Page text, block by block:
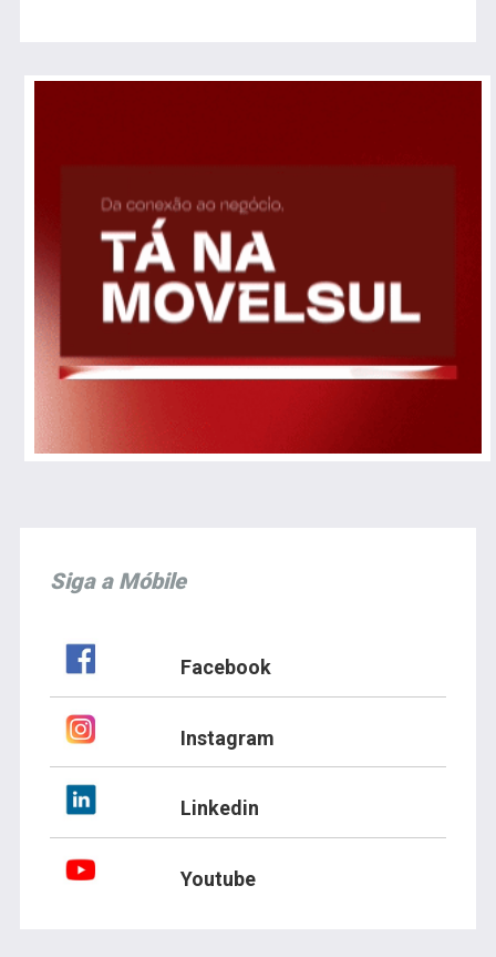
Siga a Móbile
Facebook
Instagram
Linkedin
Youtube